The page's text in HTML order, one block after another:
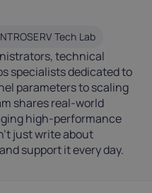
Tech Lab
technical
specialists dedicated to
parameters to scaling
shares real-world
high-performance
just write about
support it every day.